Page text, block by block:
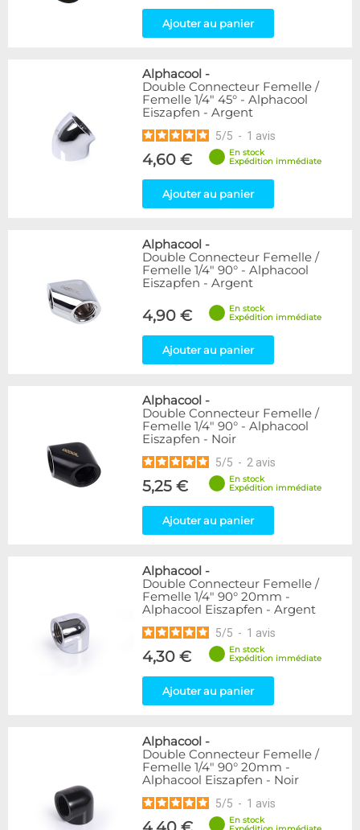
Ajouter au panier
Alphacool -
Double Connecteur Femelle /
Femelle 1/4" 45° - Alphacool
Eiszapfen - Argent
5/5 - 1 avis
4,60 €
En stock
Expédition immédiate
Ajouter au panier
Alphacool -
Double Connecteur Femelle /
Femelle 1/4" 90° - Alphacool
Eiszapfen - Argent
4,90 €
En stock
Expédition immédiate
Ajouter au panier
Alphacool -
Double Connecteur Femelle /
Femelle 1/4" 90° - Alphacool
Eiszapfen - Noir
5/5 - 2 avis
5,25 €
En stock
Expédition immédiate
Ajouter au panier
Alphacool -
Double Connecteur Femelle /
Femelle 1/4" 90° 20mm -
Alphacool Eiszapfen - Argent
5/5 - 1 avis
4,30 €
En stock
Expédition immédiate
Ajouter au panier
Alphacool -
Double Connecteur Femelle /
Femelle 1/4" 90° 20mm -
Alphacool Eiszapfen - Noir
5/5 - 1 avis
En stock